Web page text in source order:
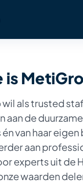
is
als trusted
aan de
van haar
aan
experts uit de
waarden